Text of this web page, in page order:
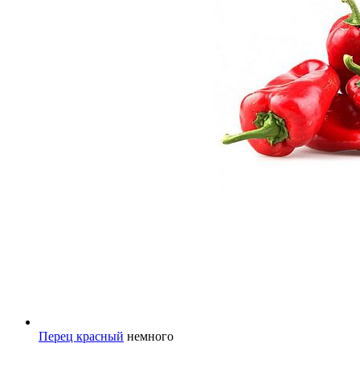
Перец красный немного